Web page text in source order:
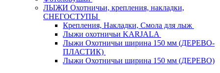
ЛЫЖИ Охотничьи, крепления, накладки,
СНЕГОСТУПЫ
Крепления, Накладки, Смола для лыж
Лыжи охотничьи KARJALA
Лыжи Охотничьи ширина 150 мм (ДЕРЕВО-
ПЛАСТИК)
Лыжи Охотничьи ширина 150 мм (ДЕРЕВО)